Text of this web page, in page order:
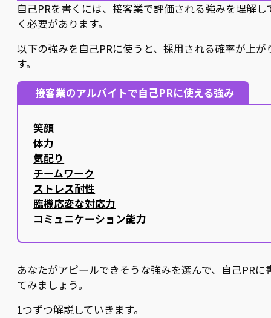
自己PRを書くには、接客業で評価される強みを理解し
く必要があります。
以下の強みを自己PRに使うと、採用される確率が上が
す。
接客業のアルバイトで自己PRに使える強み
笑顔
体力
気配り
チームワーク
ストレス耐性
臨機応変な対応力
コミュニケーション能力
あなたがアピールできそうな強みを選んで、自己PRに
てみましょう。
1つずつ解説していきます。